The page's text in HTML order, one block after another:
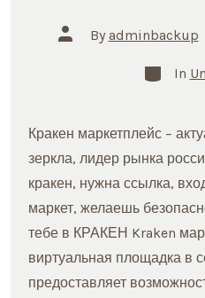
Post
author
By adminbackup
In
Кракен маркетплейс –
зеркла, лидер рынка
кракен, нужна ссылка,
маркет, желаешь
тебе в КРАКЕН Kraken
виртуальная площадка в
предоставляет